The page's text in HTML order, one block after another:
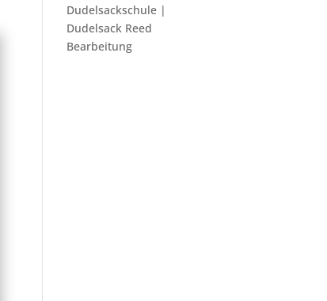
Dudelsackschule |
Dudelsack Reed
Bearbeitung